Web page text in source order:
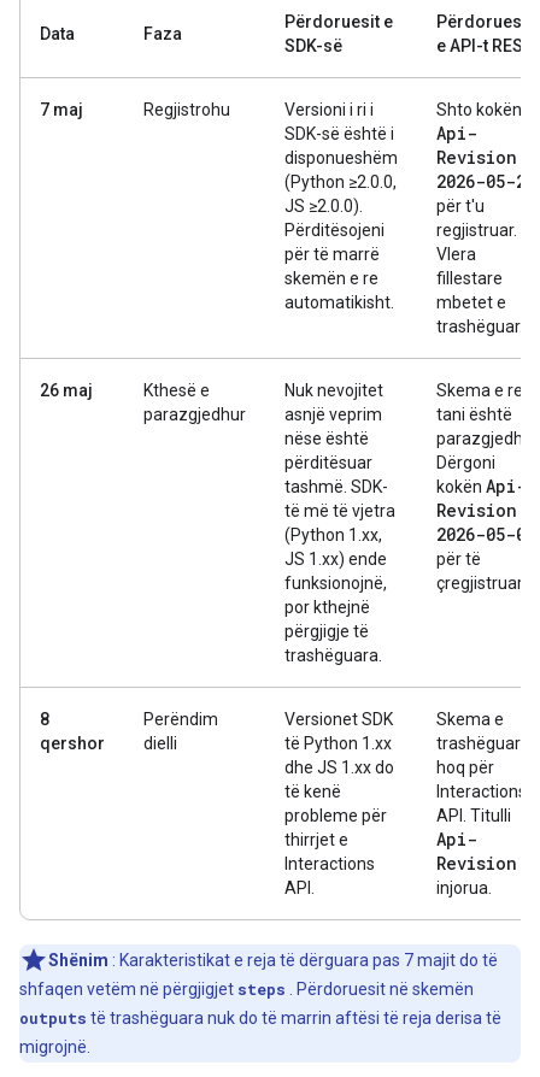
Data Faza
Përdoruesit e
SDK-së
Përdoruesit
e API-t REST
7 maj Regjistrohu
Versioni i ri i
SDK-së është i
disponueshëm
(Python ≥2.0.0,
JS ≥2.0.0).
Përditësojeni
për të marrë
skemën e re
automatikisht.
Shto kokën
Api-
Revision:
2026-05-20
për t'u
regjistruar.
Vlera
fillestare
mbetet e
trashëguar.
26 maj
Kthesë e
parazgjedhur
Nuk nevojitet
asnjë veprim
nëse është
përditësuar
tashmë. SDK-
të më të vjetra
(Python 1.xx,
JS 1.xx) ende
funksionojnë,
por kthejnë
përgjigje të
trashëguara.
Skema e re
tani është
parazgjedhur.
Dërgoni
kokën Api-
Revision:
2026-05-07
për të
çregjistruar.
8
qershor
Perëndim
dielli
Versionet SDK
të Python 1.xx
dhe JS 1.xx do
të kenë
probleme për
thirrjet e
Interactions
API.
Skema e
trashëguar u
hoq për
Interactions
API. Titulli
Api-
Revision
injorua.
Shënim : Karakteristikat e reja të dërguara pas 7 majit do të
shfaqen vetëm në përgjigjet steps . Përdoruesit në skemën
outputs të trashëguara nuk do të marrin aftësi të reja derisa të
migrojnë.